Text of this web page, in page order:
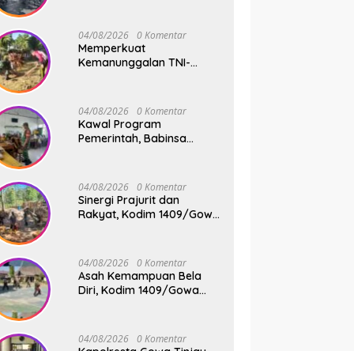
Aman dan Lancar
04/08/2026 0 Komentar
Memperkuat
Kemanunggalan TNI-
Gelar Karya Bakti
Bersama Pemdes Jipang
04/08/2026 0 Komentar
Kawal Program
Pemerintah, Babinsa
Tetebatu Pantau
Penyaluran Makan Bergizi
Gratis di SD Inpres
Biringkaloro
04/08/2026 0 Komentar
Sinergi Prajurit dan
Rakyat, Kodim 1409/Gowa
V di Dua Lokasi Vital
04/08/2026 0 Komentar
Asah Kemampuan Bela
Diri, Kodim 1409/Gowa
Profesionalisme Prajurit
04/08/2026 0 Komentar